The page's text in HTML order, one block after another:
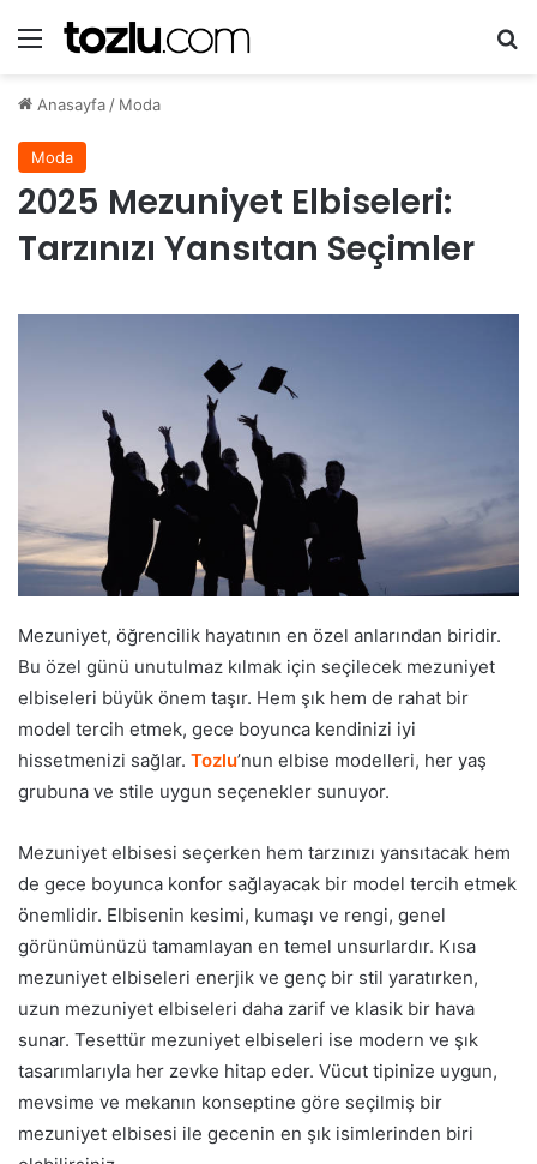
Menü
Anasayfa/ Moda
Moda
2025 Mezuniyet Elbiseleri:
Tarzınızı Yansıtan Seçimler
Mezuniyet, öğrencilik hayatının en özel anlarından biridir.
Bu özel günü unutulmaz kılmak için seçilecek mezuniyet
elbiseleri büyük önem taşır. Hem şık hem de rahat bir
model tercih etmek, gece boyunca kendinizi iyi
hissetmenizi sağlar. Tozlu’nun elbise modelleri, her yaş
grubuna ve stile uygun seçenekler sunuyor.
​​Mezuniyet elbisesi seçerken hem tarzınızı yansıtacak hem
de gece boyunca konfor sağlayacak bir model tercih etmek
önemlidir. Elbisenin kesimi, kumaşı ve rengi, genel
görünümünüzü tamamlayan en temel unsurlardır. Kısa
mezuniyet elbiseleri enerjik ve genç bir stil yaratırken,
uzun mezuniyet elbiseleri daha zarif ve klasik bir hava
sunar. Tesettür mezuniyet elbiseleri ise modern ve şık
tasarımlarıyla her zevke hitap eder. Vücut tipinize uygun,
mevsime ve mekanın konseptine göre seçilmiş bir
mezuniyet elbisesi ile gecenin en şık isimlerinden biri